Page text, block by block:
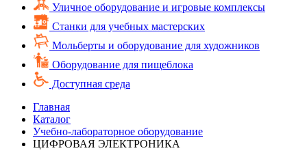
Уличное оборудование и игровые комплексы
Cтанки для учебных мастерских
Мольберты и оборудование для художников
Оборудование для пищеблока
Доступная среда
Главная
Каталог
Учебно-лабораторное оборудование
ЦИФРОВАЯ ЭЛЕКТРОНИКА